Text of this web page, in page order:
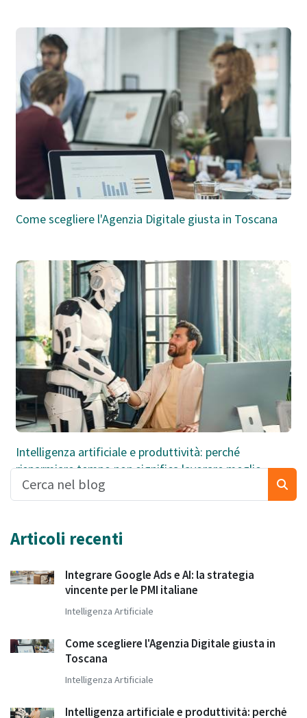
Come scegliere l'Agenzia Digitale giusta in Toscana
Intelligenza artificiale e produttività: perché
risparmiare tempo non significa lavorare meglio
Articoli recenti
Integrare Google Ads e AI: la strategia
vincente per le PMI italiane
Intelligenza Artificiale
Come scegliere l'Agenzia Digitale giusta in
Toscana
Intelligenza Artificiale
Intelligenza artificiale e produttività: perché